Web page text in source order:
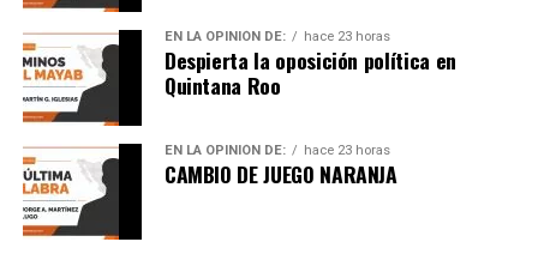
EN LA OPINIÓN DE: hace 23 horas
Despierta la oposición política en
Quintana Roo
EN LA OPINIÓN DE: hace 23 horas
CAMBIO DE JUEGO NARANJA